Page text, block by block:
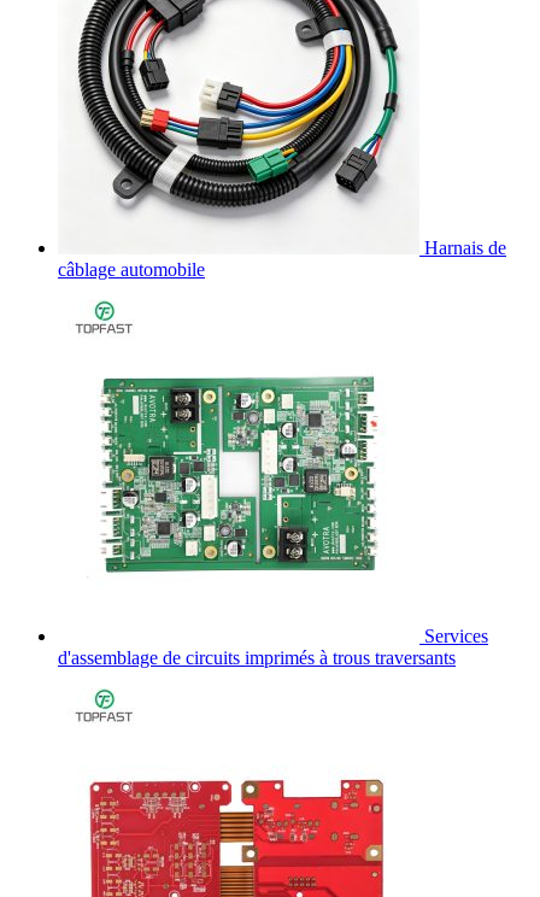
Harnais de
câblage automobile
Services
d'assemblage de circuits imprimés à trous traversants